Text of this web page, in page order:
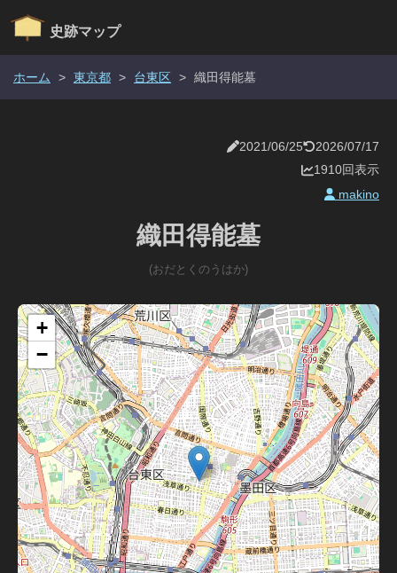
史跡マップ
ホーム > 東京都 > 台東区 > 織田得能墓
2021/06/25
2026/07/17
1910回表示
makino
織田得能墓
(おだとくのうはか)
+
−